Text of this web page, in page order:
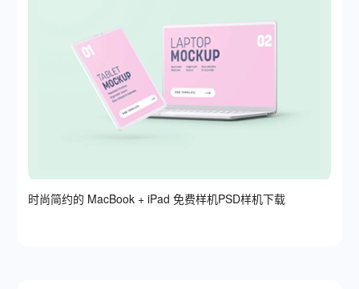
时尚简约的 MacBook + iPad 免费样机PSD样机下载